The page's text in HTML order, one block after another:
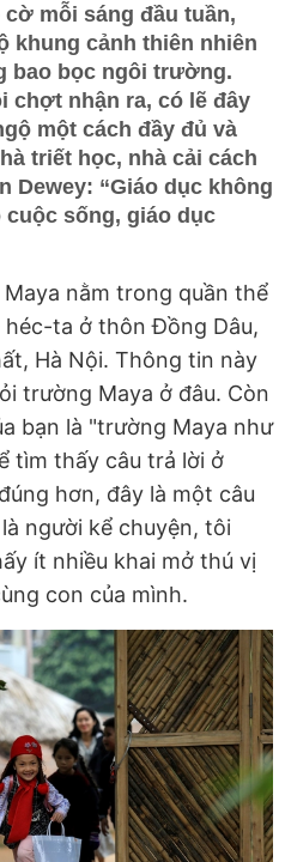
mỗi sáng đầu tuần,
khung cảnh thiên nhiên
bao bọc ngôi trường.
chợt nhận ra, có lẽ đây
một cách đầy đủ và
triết học, nhà cải cách
Dewey: “Giáo dục không
sống, giáo dục
nằm trong quần thể
héc-ta ở thôn Đồng Dâu,
Hà Nội. Thông tin này
trường Maya ở đâu. Còn
bạn là "trường Maya như
tìm thấy câu trả lời ở
hơn, đây là một câu
người kể chuyện, tôi
ít nhiều khai mở thú vị
con của mình.